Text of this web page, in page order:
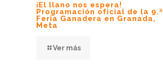
¡El llano nos espera!
Programación oficial de la 9.ª
Feria Ganadera en Granada,
Meta
Ver más